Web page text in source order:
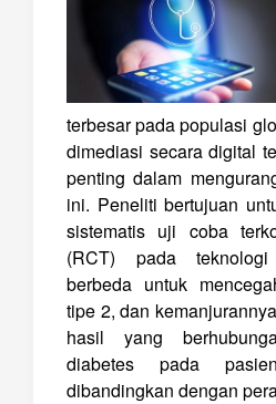
terbesar pada populasi
dimediasi secara digital
penting dalam
ini. Peneliti bertujuan
sistematis uji coba
(RCT) pada
berbeda untuk
tipe 2, dan
hasil yang
diabetes pada
dibandingkan dengan